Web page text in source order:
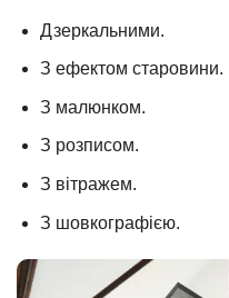
Дзеркальними.
З ефектом старовини.
З малюнком.
З розписом.
З вітражем.
З шовкографією.